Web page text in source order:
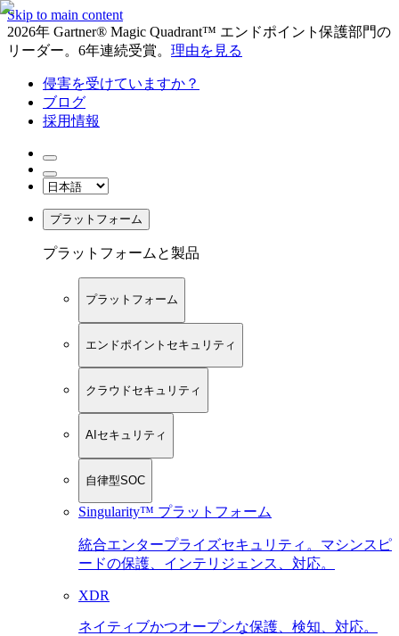
Skip to main content
2026年 Gartner® Magic Quadrant™ エンドポイント保護部門の
リーダー。6年連続受賞。 理由を見る
侵害を受けていますか？
ブログ
採用情報
プラットフォーム
プラットフォームと製品
プラットフォーム
エンドポイントセキュリティ
クラウドセキュリティ
AIセキュリティ
自律型SOC
Singularity™ プラットフォーム
統合エンタープライズセキュリティ。マシンスピ
ードの保護、インテリジェンス、対応。
XDR
ネイティブかつオープンな保護、検知、対応。